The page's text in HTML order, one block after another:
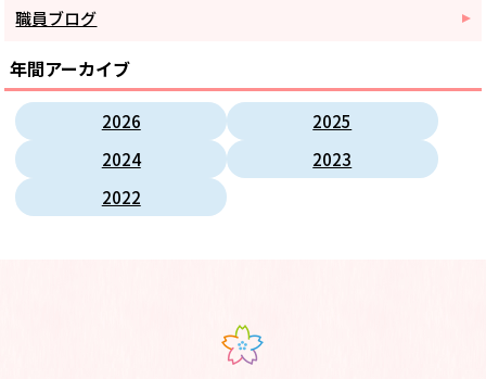
職員ブログ
年間アーカイブ
2026
2025
2024
2023
2022